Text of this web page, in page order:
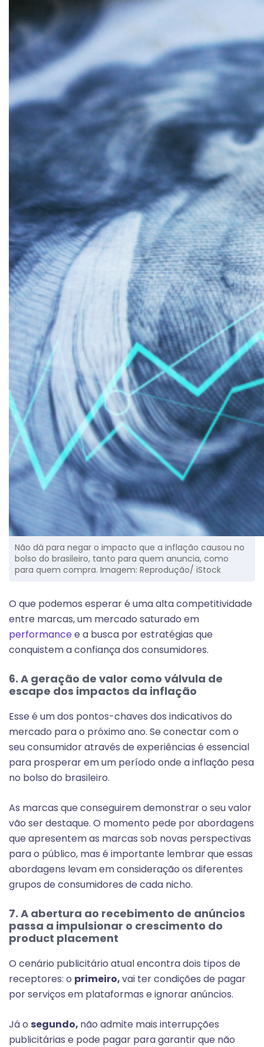
Não dá para negar o impacto que a inflação causou no
bolso do brasileiro, tanto para quem anuncia, como
para quem compra. Imagem: Reprodução/ iStock
O que podemos esperar é uma alta competitividade
entre marcas, um mercado saturado em
performancee a busca por estratégias que
conquistem a confiança dos consumidores.
6. A geração de valor como válvula de
escape dos impactos da inflação
Esse é um dos pontos-chaves dos indicativos do
mercado para o próximo ano. Se conectar com o
seu consumidor através de experiências é essencial
para prosperar em um período onde a inflação pesa
no bolso do brasileiro.
As marcas que conseguirem demonstrar o seu valor
vão ser destaque. O momento pede por abordagens
que apresentem as marcas sob novas perspectivas
para o público, mas é importante lembrar que essas
abordagens levam em consideração os diferentes
grupos de consumidores de cada nicho.
7. A abertura ao recebimento de anúncios
passa a impulsionar o crescimento do
product placement
O cenário publicitário atual encontra dois tipos de
receptores: o primeiro,vai ter condições de pagar
por serviços em plataformas e ignorar anúncios.
Já o segundo, não admite mais interrupções
publicitárias e pode pagar para garantir que não